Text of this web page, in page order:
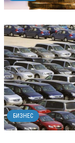
БИЗНЕС